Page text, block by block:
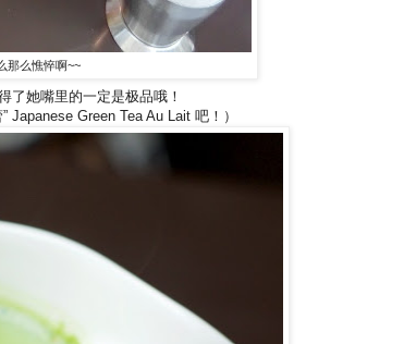
那么憔悴啊~~
了她嘴里的一定是极品哦！
Japanese Green Tea Au Lait 吧！）